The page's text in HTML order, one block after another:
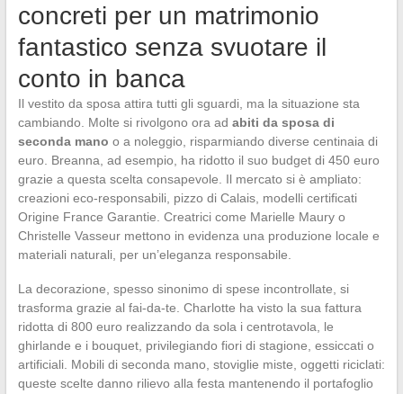
concreti per un matrimonio
fantastico senza svuotare il
conto in banca
Il vestito da sposa attira tutti gli sguardi, ma la situazione sta
cambiando. Molte si rivolgono ora ad abiti da sposa di
seconda mano o a noleggio, risparmiando diverse centinaia di
euro. Breanna, ad esempio, ha ridotto il suo budget di 450 euro
grazie a questa scelta consapevole. Il mercato si è ampliato:
creazioni eco-responsabili, pizzo di Calais, modelli certificati
Origine France Garantie. Creatrici come Marielle Maury o
Christelle Vasseur mettono in evidenza una produzione locale e
materiali naturali, per un’eleganza responsabile.
La decorazione, spesso sinonimo di spese incontrollate, si
trasforma grazie al fai-da-te. Charlotte ha visto la sua fattura
ridotta di 800 euro realizzando da sola i centrotavola, le
ghirlande e i bouquet, privilegiando fiori di stagione, essiccati o
artificiali. Mobili di seconda mano, stoviglie miste, oggetti riciclati:
queste scelte danno rilievo alla festa mantenendo il portafoglio